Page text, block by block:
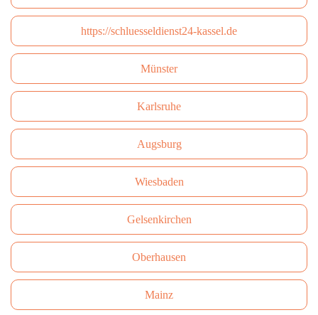
https://schluesseldienst24-kassel.de
Münster
Karlsruhe
Augsburg
Wiesbaden
Gelsenkirchen
Oberhausen
Mainz